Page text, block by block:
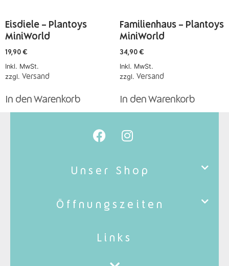
Eisdiele – Plantoys
MiniWorld
19,90 €
Inkl. MwSt.
zzgl. Versand
In den Warenkorb
Familienhaus – Plantoys
MiniWorld
34,90 €
Inkl. MwSt.
zzgl. Versand
In den Warenkorb
Unser Shop
Öffnungszeiten
Links